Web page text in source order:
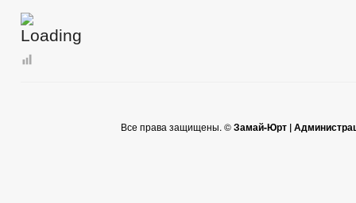
Все права защищены. ©Замай-Юрт |